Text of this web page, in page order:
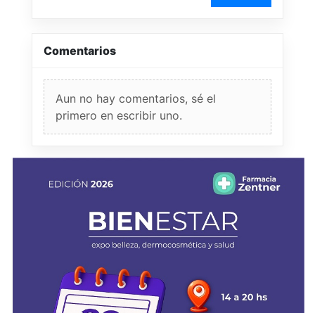
Comentarios
Aun no hay comentarios, sé el
primero en escribir uno.